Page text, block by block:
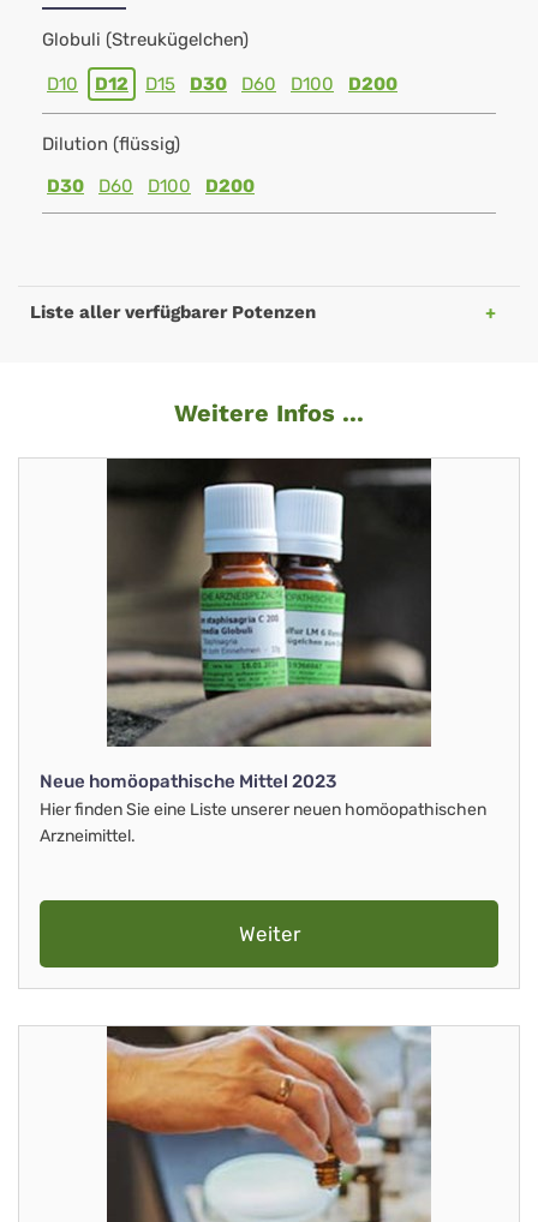
Globuli (Streukügelchen)
D10 D12 D15 D30 D60 D100 D200
Dilution (flüssig)
D30
D60 D100 D200
Liste aller verfügbarer Potenzen
Weitere Infos ...
Neue homöopathische Mittel 2023
Hier finden Sie eine Liste unserer neuen homöopathischen
Arzneimittel.
Weiter